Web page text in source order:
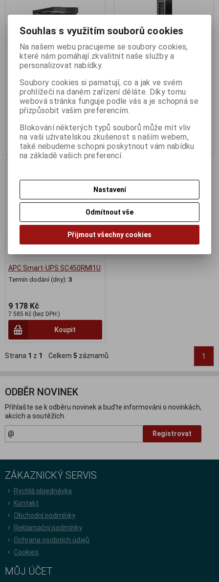
APC Smart-UPS X 1000VA
Rack/Tower LCD 230V
Termín dodání (dny):30
20 472 Kč (bez DPH:)
Koupit
Rack/Tower LCD 230V
Termín dodání (dny):14
15 435 Kč (bez DPH:)
Koupit
APC Smart-UPS SC450RMI1U
Termín dodání (dny): 3
9 178 Kč
7 585 Kč (bez DPH:)
Koupit
Strana 1 z 1 Celkem 5 záznamů 1
ODBĚR NOVINEK
Přihlašte se k odběru novinek a buďte informováni o novinkách,
akcích a soutěžích.
Registrovat
ZÁKAZNICKÝ SERVIS
Rychlá objednávka
Kontakt
Obchodní podmínky
Reklamační podmínky
Ochrana osobních údajů
Cookies
MŮJ ÚČET
Souhlas s využitím souborů cookies
Na našem webu pracujeme se soubory cookies,
které nám pomáhají zkvalitnit naše služby a
personalizovat nabídky.
Soubory cookies si pamatují, co a jak ve svém
prohlížeči na daném zařízení děláte. Díky tomu
webová stránka funguje podle vás a je schopná se
přizpůsobit vašim preferencím.
Blokování některých typů souborů může mít vliv
na vaši uživatelskou zkušenost s naším webem,
také nebudeme schopni poskytnout vám nabídku
na základě vašich preferencí.
Nastavení
Odmítnout vše
Přijmout všechny cookies